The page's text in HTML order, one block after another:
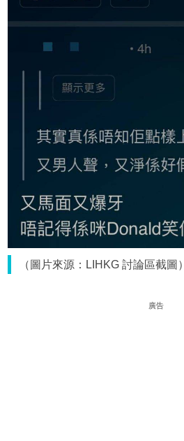
（圖片來源：LIHKG 討論區截圖）
廣告